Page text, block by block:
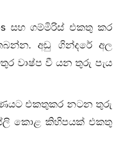
සහ ගම්මිරිස් එකතු කර
අඩු ගින්දරේ අල
වාෂ්ප වී යන තුරු පැය
එකතුකර නටන තුරු
කොළ කිහිපයක් එකතු